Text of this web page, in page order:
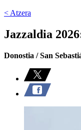
< Atzera
Jazzaldia
Donostia / San